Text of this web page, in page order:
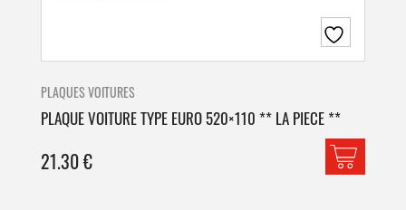
PLAQUES VOITURES
PLAQUE VOITURE TYPE EURO 520×110 ** LA PIECE **
21.30€